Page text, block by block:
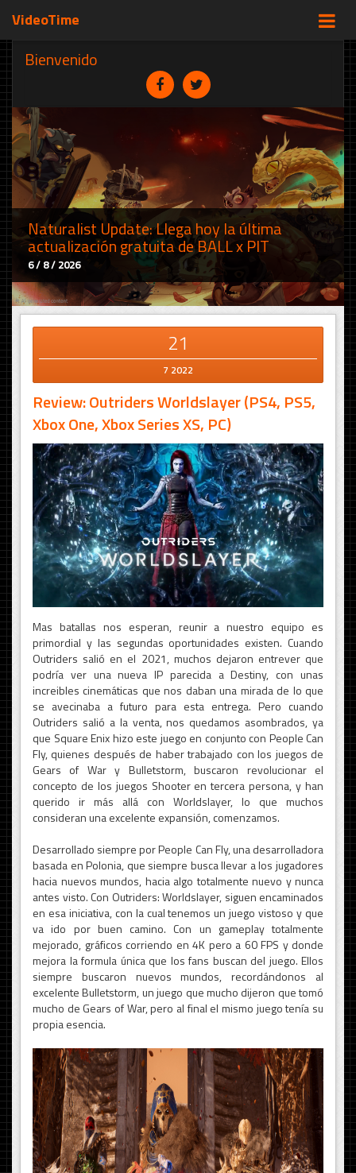
VideoTime
Bienvenido
Naturalist Update: Llega hoy la última
actualización gratuita de BALL x PIT
6 / 8 / 2026
21
7 2022
Review: Outriders Worldslayer (PS4, PS5,
Xbox One, Xbox Series XS, PC)
Mas batallas nos esperan, reunir a nuestro equipo es
primordial y las segundas oportunidades existen. Cuando
Outriders salió en el 2021, muchos dejaron entrever que
podría ver una nueva IP parecida a Destiny, con unas
increibles cinemáticas que nos daban una mirada de lo que
se avecinaba a futuro para esta entrega. Pero cuando
Outriders salió a la venta, nos quedamos asombrados, ya
que Square Enix hizo este juego en conjunto con People Can
Fly, quienes después de haber trabajado con los juegos de
Gears of War y Bulletstorm, buscaron revolucionar el
concepto de los juegos Shooter en tercera persona, y han
querido ir más allá con Worldslayer, lo que muchos
consideran una excelente expansión, comenzamos.
Desarrollado siempre por People Can Fly, una desarrolladora
basada en Polonia, que siempre busca llevar a los jugadores
hacia nuevos mundos, hacia algo totalmente nuevo y nunca
antes visto. Con Outriders: Worldslayer, siguen encaminados
en esa iniciativa, con la cual tenemos un juego vistoso y que
va ido por buen camino. Con un gameplay totalmente
mejorado, gráficos corriendo en 4K pero a 60 FPS y donde
mejora la formula única que los fans buscan del juego. Ellos
siempre buscaron nuevos mundos, recordándonos al
excelente Bulletstorm, un juego que mucho dijeron que tomó
mucho de Gears of War, pero al final el mismo juego tenía su
propia esencia.